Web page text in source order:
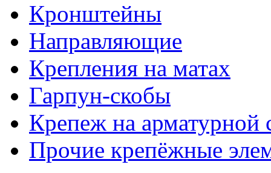
Кронштейны
Направляющие
Крепления на матах
Гарпун-скобы
Крепеж на арматурной
Прочие крепёжные